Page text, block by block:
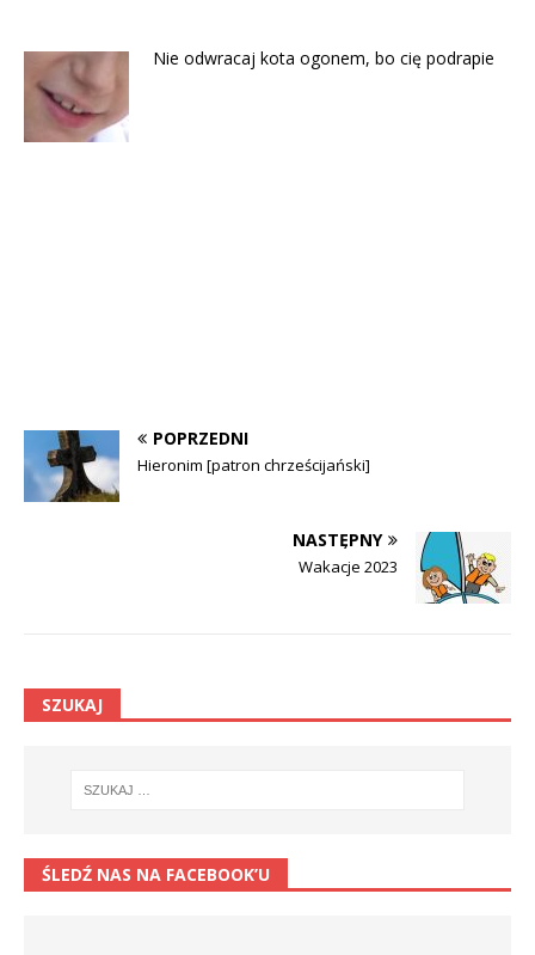
Nie odwracaj kota ogonem, bo cię podrapie
POPRZEDNI
Hieronim [patron chrześcijański]
NASTĘPNY
Wakacje 2023
SZUKAJ
ŚLEDŹ NAS NA FACEBOOK’U